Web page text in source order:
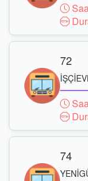
72
74